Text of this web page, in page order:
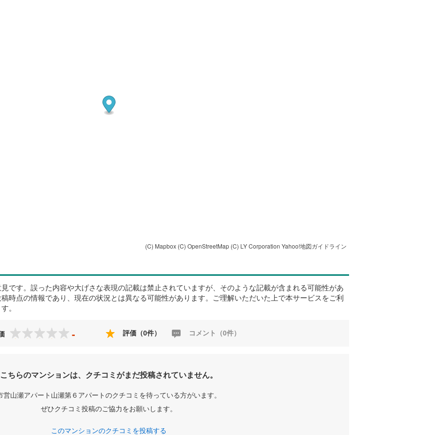
(C) Mapbox (C) OpenStreetMap (C) LY Corporation Yahoo!地図ガイドライン
です。誤った内容や大げさな表現の記載は禁止されていますが、そのような記載が含まれる可能性があ
時点の情報であり、現在の状況とは異なる可能性があります。ご理解いただいた上で本サービスをご利
。
- 評価（0件） コメント（0件）
こちらのマンションは、クチコミがまだ投稿されていません。
営山瀬アパート山瀬第６アパートのクチコミを待っている方がいます。
ぜひクチコミ投稿のご協力をお願いします。
このマンションのクチコミを投稿する